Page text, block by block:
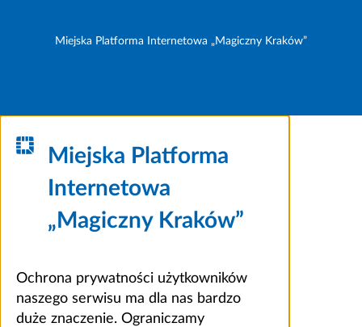
Miejska Platforma Internetowa „Magiczny Kraków”
Miejska Platforma
Internetowa
„Magiczny Kraków”
Ochrona prywatności użytkowników
naszego serwisu ma dla nas bardzo
duże znaczenie. Ograniczamy